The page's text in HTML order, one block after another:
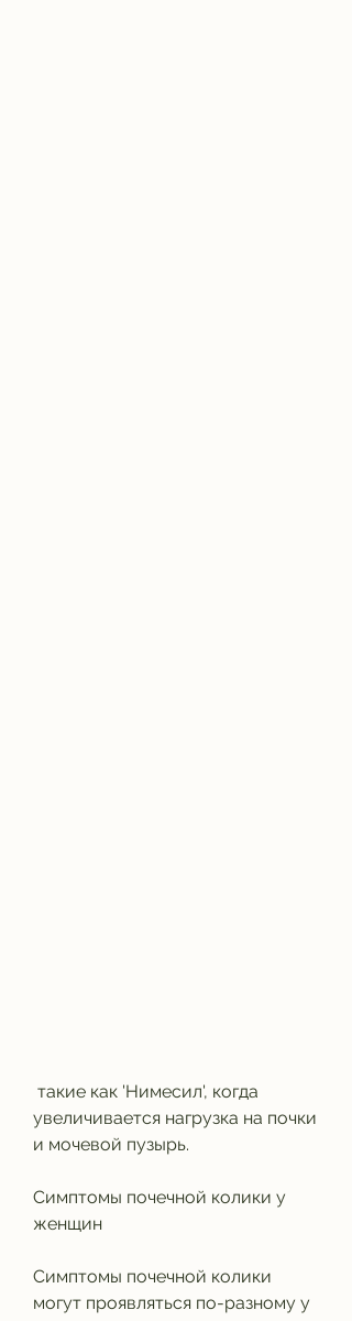
увеличивается нагрузка на почки
и мочевой пузырь.
Симптомы почечной колики у
женщин
Симптомы почечной колики
могут проявляться по-разному у